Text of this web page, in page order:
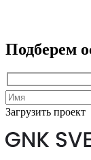
Подберем
Загрузить проект